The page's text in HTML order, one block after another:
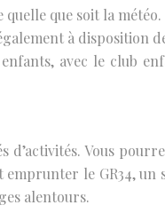
que soit la
à
avec le club
Vous
le GR34,
alentours.